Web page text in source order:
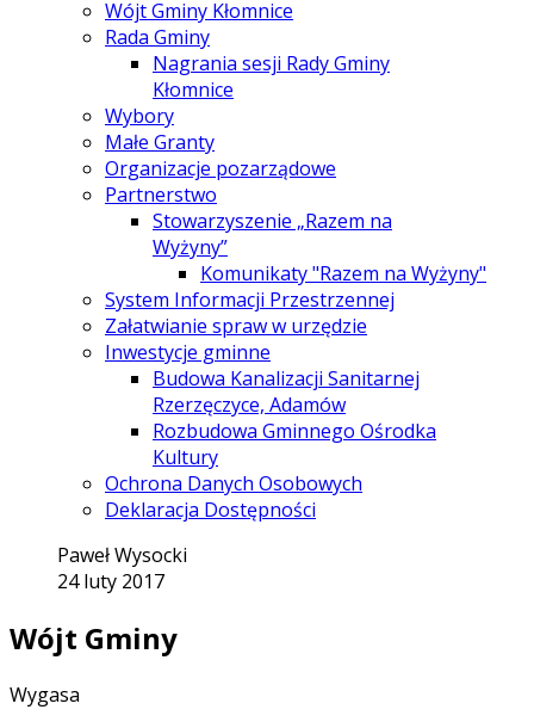
Wójt Gminy Kłomnice
Rada Gminy
Nagrania sesji Rady Gminy
Kłomnice
Wybory
Małe Granty
Organizacje pozarządowe
Partnerstwo
Stowarzyszenie „Razem na
Wyżyny”
Komunikaty "Razem na Wyżyny"
System Informacji Przestrzennej
Załatwianie spraw w urzędzie
Inwestycje gminne
Budowa Kanalizacji Sanitarnej
Rzerzęczyce, Adamów
Rozbudowa Gminnego Ośrodka
Kultury
Ochrona Danych Osobowych
Deklaracja Dostępności
Paweł Wysocki
24 luty 2017
Wójt Gminy
Wygasa